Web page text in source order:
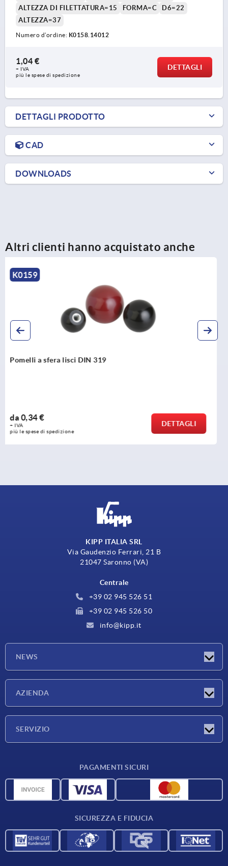
ALTEZZA DI FILETTATURA=15
FORMA=C
D6=22
ALTEZZA=37
Numero d’ordine: K0158.14012
1,04 €
+ IVA
più le spese di spedizione
DETTAGLI
DETTAGLI PRODOTTO
CAD
DOWNLOADS
Altri clienti hanno acquistato anche
K0650
Pomelli a sfera acciaio inox o alluminio DIN 319
da2,89 €
più le spese di spedizione
DETTAGLI
KIPP ITALIA SRL
Via Gaudenzio Ferrari, 21 B
21047 Saronno (VA)
Centrale
+39 02 945 526 51
+39 02 945 526 50
info@kipp.it
NEWS
AZIENDA
SERVIZIO
Dati CAD
PAGAMENTI SICURI
SICUREZZA E FIDUCIA